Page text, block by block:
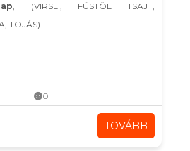
, (VIRSLI, FÜSTÖL TSAJT,
TOJÁS)
0
TOVÁBB